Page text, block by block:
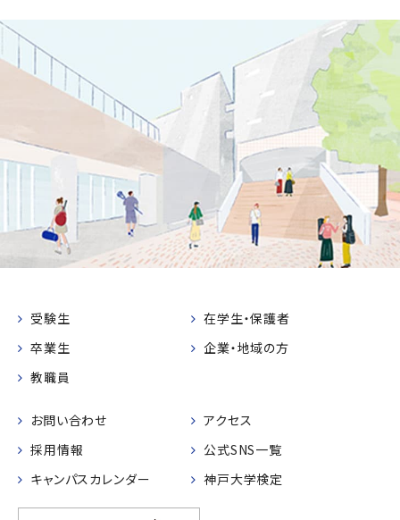
受験生
在学生・保護者
卒業生
企業・地域の方
教職員
お問い合わせ
アクセス
採用情報
公式SNS一覧
キャンパスカレンダー
神戸大学検定